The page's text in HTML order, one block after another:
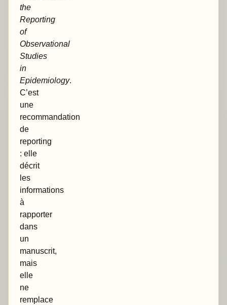
the
Reporting
of
Observational
Studies
in
Epidemiology.
C’est
une
recommandation
de
reporting
: elle
décrit
les
informations
à
rapporter
dans
un
manuscrit,
mais
elle
ne
remplace